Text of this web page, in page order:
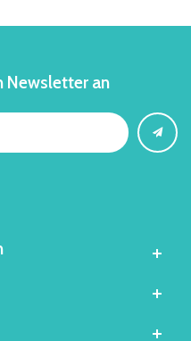
Newsletter an